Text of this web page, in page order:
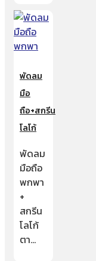
พัดลม
มือ
ถือ+สกรีน
โลโก้
พัดลม
มือถือ
พกพา
+
สกรีน
โลโก้
ตา…